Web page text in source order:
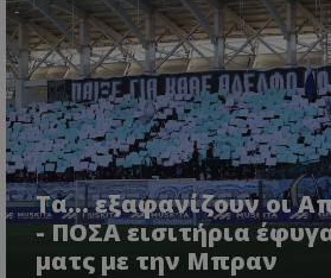
Τα... εξαφανίζουν οι
- ΠΟΣΑ εισιτήρια
ματς με την Μπραν